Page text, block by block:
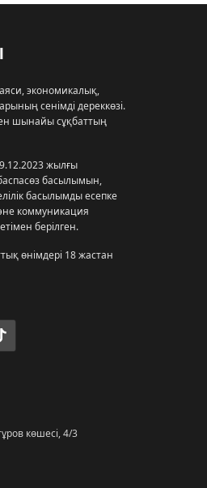
экономикалық,
сенімді дереккөзі.
шынайы сұқбаттың
жылғы
басылымын,
басылымды есепке
коммуникация
берілген.
өнімдері 18 жастан
көшесі, 4/3